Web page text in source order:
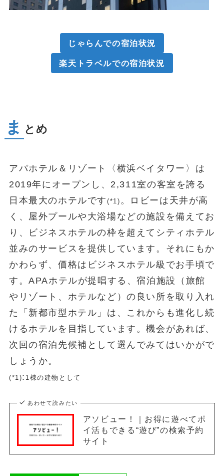
じゃらんでの宿泊状況
楽天トラベルでの宿泊状況
ま とめ
アパホテル＆リゾート〈横浜ベイタワー〉は
2019年にオープンし、2,311室の客室を誇る
日本最大のホテルです(*1) 。ロビーは天井が高
く、屋外プールや大浴場などの施設を備えてお
り、ビジネスホテルの枠を超えてシティホテル
並みのサービスを提供しています。それにもか
かわらず、価格はビジネスホテル級でお手頃で
す。APAホテルが提唱する、宿泊施設（旅館
やリゾート、ホテルなど）の良い所を取り入れ
た「新都市型ホテル」は、これからも進化し続
けるホテルを目指しています。機会があれば、
次回の宿泊先候補として選んでみてはいかがで
しょうか。
(*1): 1棟の建物として
あわせて読みたい
アソビュー！｜お得に遊べてポ
イ活もできる“遊び”の検索予約
サイト